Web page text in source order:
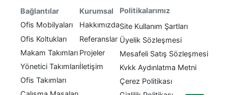
Bağlantılar
Ofis Mobilyaları
Ofis Koltukları
Makam Takımları
Yönetici Takımları
Ofis Takımları
Kurumsal
Hakkımızda
Referanslar
Projeler
İletişim
Politikalarımız
Site Kullanım Şartları
Üyelik Sözleşmesi
Mesafeli Satış Sözleşmesi
Kvkk Aydınlatma Metni
Çerez Politikası